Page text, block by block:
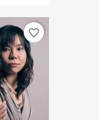
favorite_border